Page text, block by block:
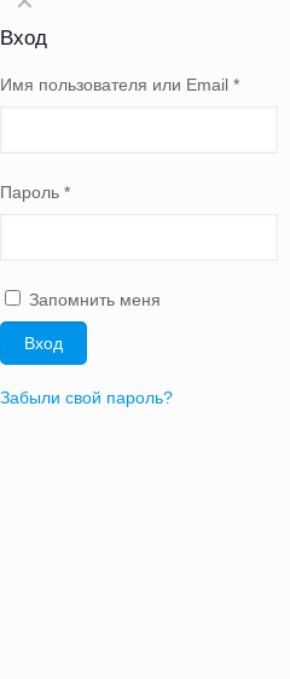
Вход
Имя пользователя или Email *
Пароль *
Запомнить меня
Вход
Забыли свой пароль?